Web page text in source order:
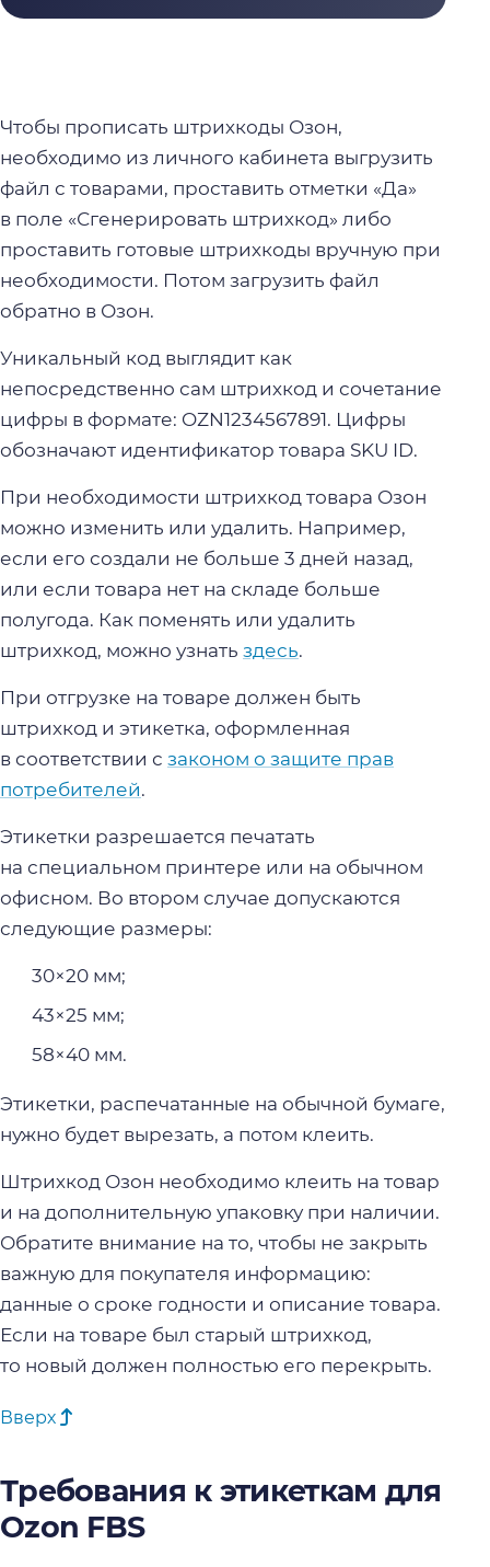
Чтобы прописать штрихкоды Озон,
необходимо из личного кабинета выгрузить
файл с товарами, проставить отметки «Да»
в поле «Сгенерировать штрихкод» либо
проставить готовые штрихкоды вручную при
необходимости. Потом загрузить файл
обратно в Озон.
Уникальный код выглядит как
непосредственно сам штрихкод и сочетание
цифры в формате: OZN1234567891. Цифры
обозначают идентификатор товара SKU ID.
При необходимости штрихкод товара Озон
можно изменить или удалить. Например,
если его создали не больше 3 дней назад,
или если товара нет на складе больше
полугода. Как поменять или удалить
штрихкод, можно узнать здесь.
При отгрузке на товаре должен быть
штрихкод и этикетка, оформленная
в соответствии с законом о защите прав
потребителей.
Этикетки разрешается печатать
на специальном принтере или на обычном
офисном. Во втором случае допускаются
следующие размеры:
30×20 мм;
43×25 мм;
58×40 мм.
Этикетки, распечатанные на обычной бумаге,
нужно будет вырезать, а потом клеить.
Штрихкод Озон необходимо клеить на товар
и на дополнительную упаковку при наличии.
Обратите внимание на то, чтобы не закрыть
важную для покупателя информацию:
данные о сроке годности и описание товара.
Если на товаре был старый штрихкод,
то новый должен полностью его перекрыть.
Вверх
Требования к этикеткам для
Ozon FBS